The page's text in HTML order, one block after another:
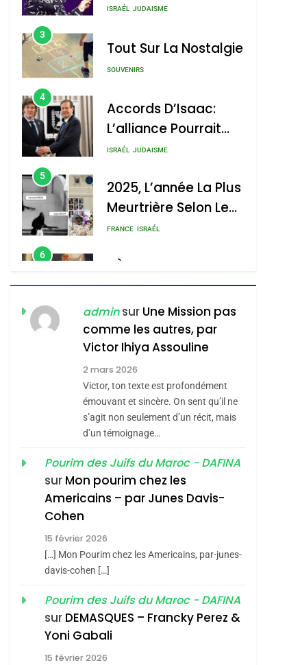
Nouvelle Chanson De
ISRAÉL JUDAISME
3
Tout Sur La Nostalgie
SOUVENIRS
4
Accords D’Isaac:
L’alliance Pourrait
S’étendre À 13 Pays
ISRAÉL JUDAISME
5
2025, L’année La Plus
Meurtrière Selon Le
Rapport D’ADL
FRANCE ISRAÉL
6
FIÈRE, DIGNE ET
RÉSILIENTE :
POURQUOI JE
REVENDIQUE MA
JUDAÏTE Par Thérèse
Zrihen-Dvir
ISRAÉL JUDAISME
CE QUI NOUS
MANQUE – Jacques
Hadida
JUDAISME
Maroc : Les Amandes
De Tafraout, Le Miel
De Tadla Azilal
Consacrés Produits
Du Terroir
DAFINA MAROC
Oeil Ravageur –
2
Dis Guerre»: La
Nouvelle Chanson De
Boy George
ISRAÉL JUDAISME
adminsur Une Mission pas
comme les autres, par
Victor Ihiya Assouline
2 mars 2026
Victor, ton texte est profondément
émouvant et sincère. On sent qu’il ne
s’agit non seulement d’un récit, mais
d’un témoignage…
Pourim des Juifs du Maroc - DAFINA
sur Mon pourim chez les
Americains – par Junes Davis-
Cohen
15 février 2026
[…] Mon Pourim chez les Americains, par-junes-
davis-cohen […]
Pourim des Juifs du Maroc - DAFINA
sur DEMASQUES – Francky Perez &
Yoni Gabali
15 février 2026
Zrihen-